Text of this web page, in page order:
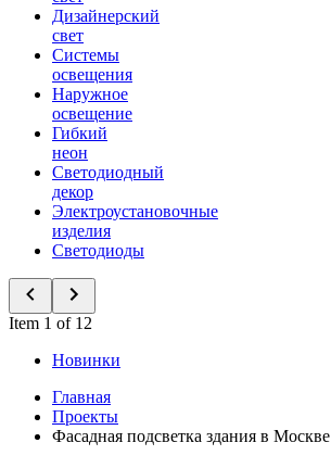
Дизайнерский
свет
Системы
освещения
Наружное
освещение
Гибкий
неон
Светодиодный
декор
Электроустановочные
изделия
Светодиоды
Item 1 of 12
Новинки
Главная
Проекты
Фасадная подсветка здания в Москве